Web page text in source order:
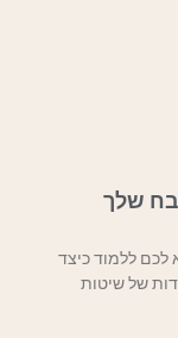
שלך
לכם ללמוד כיצד
של שיטות